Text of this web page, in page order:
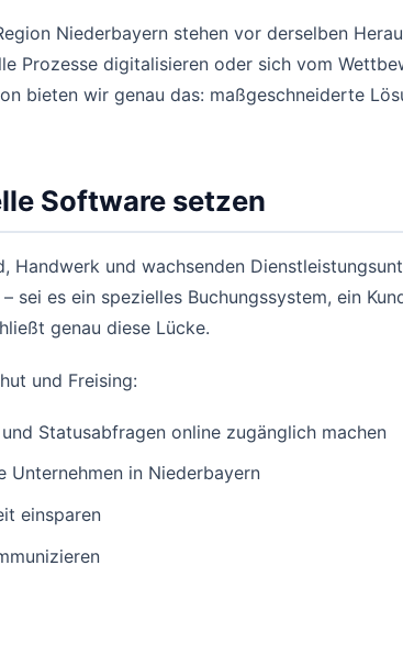
Niederbayern stehen vor derselben
Prozesse digitalisieren oder sich vom
bieten wir genau das: maßgeschneiderte
Software setzen
und wachsenden
es ein spezielles Buchungssystem, ein
genau diese Lücke.
und Freising:
Statusabfragen online zugänglich machen
in Niederbayern
einsparen